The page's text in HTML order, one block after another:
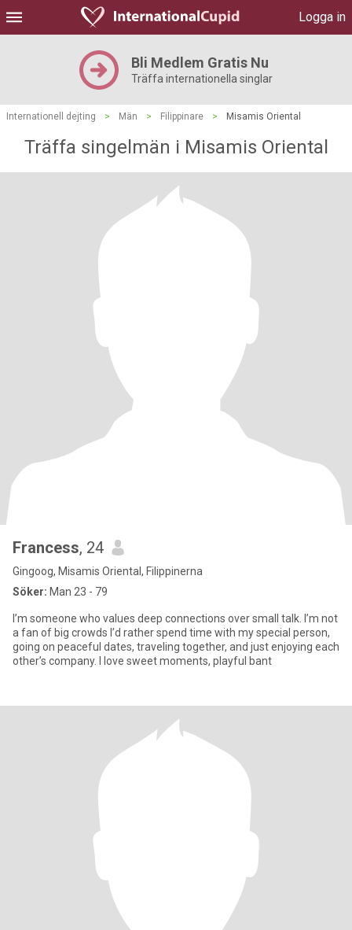
Logga in
Bli Medlem Gratis Nu
Träffa internationella singlar
Internationell dejting > Män > Filippinare > Misamis Oriental
Träffa singelmän i Misamis Oriental
Francess, 24
Gingoog, Misamis Oriental, Filippinerna
Söker: Man 23 - 79
I’m someone who values deep connections over small talk. I’m not
a fan of big crowds I’d rather spend time with my special person,
going on peaceful dates, traveling together, and just enjoying each
other’s company. I love sweet moments, playful bant